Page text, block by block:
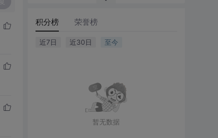
积分榜 荣誉榜
近7日 近30日 至今
暂无数据